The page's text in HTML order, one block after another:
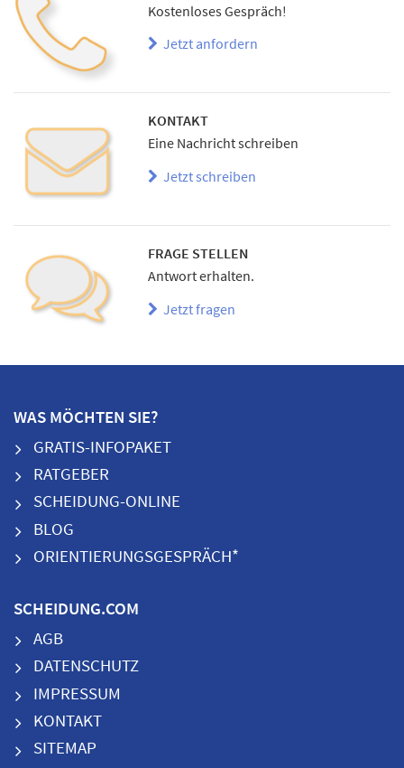
Kostenloses Gespräch!
Jetzt anfordern
KONTAKT
Eine Nachricht schreiben
Jetzt schreiben
FRAGE STELLEN
Antwort erhalten.
Jetzt fragen
WAS MÖCHTEN SIE?
GRATIS-INFOPAKET
RATGEBER
SCHEIDUNG-ONLINE
BLOG
ORIENTIERUNGSGESPRÄCH*
SCHEIDUNG.COM
AGB
DATENSCHUTZ
IMPRESSUM
KONTAKT
SITEMAP